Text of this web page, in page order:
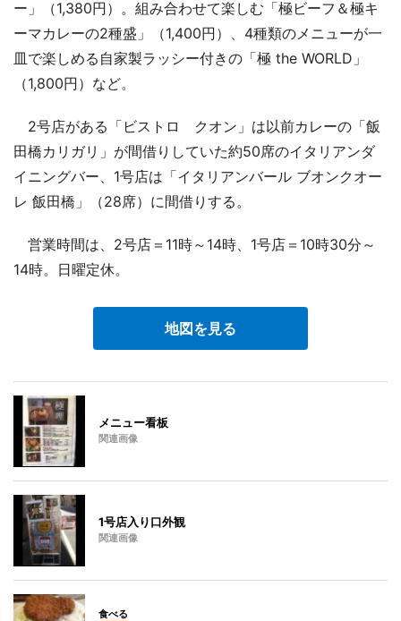
ー」（1,380円）。組み合わせて楽しむ「極ビーフ＆極キ
ーマカレーの2種盛」（1,400円）、4種類のメニューが一
皿で楽しめる自家製ラッシー付きの「極 the WORLD」
（1,800円）など。
2号店がある「ビストロ クオン」は以前カレーの「飯
田橋カリガリ」が間借りしていた約50席のイタリアンダ
イニングバー、1号店は「イタリアンバール ブオンクオー
レ 飯田橋」（28席）に間借りする。
営業時間は、2号店＝11時～14時、1号店＝10時30分～
14時。日曜定休。
地図を見る
メニュー看板
関連画像
1号店入り口外観
関連画像
食べる